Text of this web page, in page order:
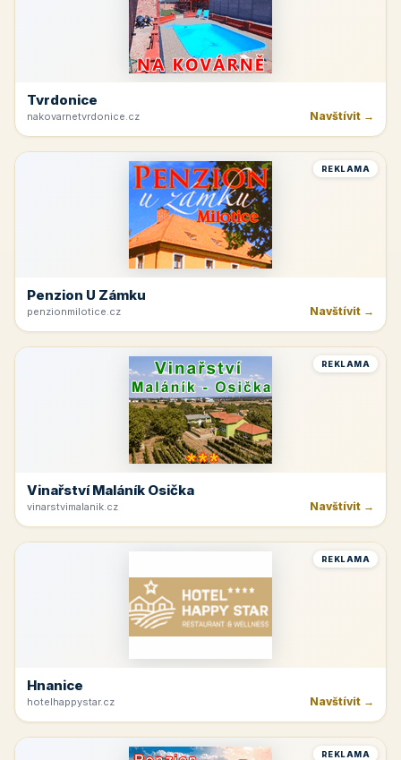
Tvrdonice
nakovarnetvrdonice.cz Navštívit →
REKLAMA
Penzion U Zámku
penzionmilotice.cz Navštívit →
REKLAMA
Vinařství Maláník Osička
vinarstvimalanik.cz Navštívit →
REKLAMA
Hnanice
hotelhappystar.cz Navštívit →
REKLAMA